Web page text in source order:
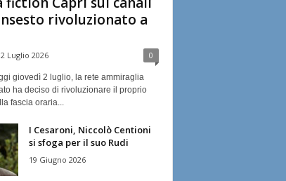
rivoluzionato a
2 Luglio 2026 0
giovedì 2 luglio, la rete ammiraglia
ha deciso di rivoluzionare il proprio
fascia oraria...
I Cesaroni, Niccolò Centioni
si sfoga per il suo Rudi
19 Giugno 2026